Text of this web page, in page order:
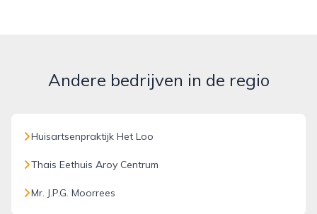
Andere bedrijven in de regio
Huisartsenpraktijk Het Loo
Thais Eethuis Aroy Centrum
Mr. J.P.G. Moorrees